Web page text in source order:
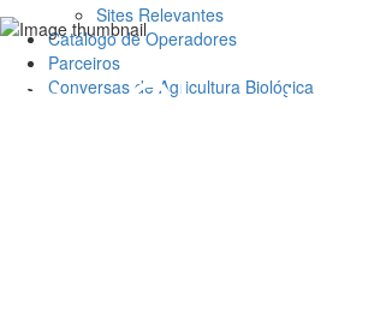
Sites Relevantes
Catálogo de Operadores
Parceiros
Conversas de Agricultura Biológica
Pie Charts